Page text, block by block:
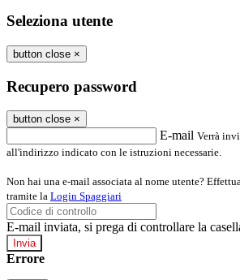
Seleziona utente
button close ×
Recupero password
button close ×
E-mail Verrà
all'indirizzo indicato con le istruzioni necessarie.
Non hai una e-mail associata al nome utente?
tramite la Login Spaggiari
E-mail inviata, si prega di controllare la
Errore